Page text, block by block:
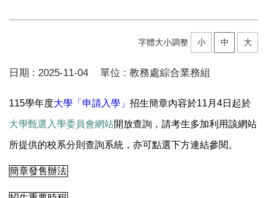
字體大小調整 小 中 大
日期 : 2025-11-04 單位 : 教務處綜合業務組
115學年度大學「申請入學」 招生簡章內容於11月4日起於
大學甄選入學委員會網站開放查詢，請考生多加利用該網站
所提供的校系分則查詢系統 ，亦可點選下方連結參閱。
簡章發售辦法